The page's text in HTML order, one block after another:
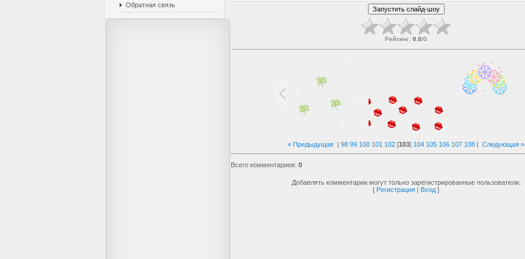
Обратная связь
Рейтинг: 0.0/0
« Предыдущая | 98 99 100 101 102 [103] 104 105 106 107 108 | Следующая »
Всего комментариев: 0
Добавлять комментарии могут только зарегистрированные пользователи.
[ Регистрация | Вход ]